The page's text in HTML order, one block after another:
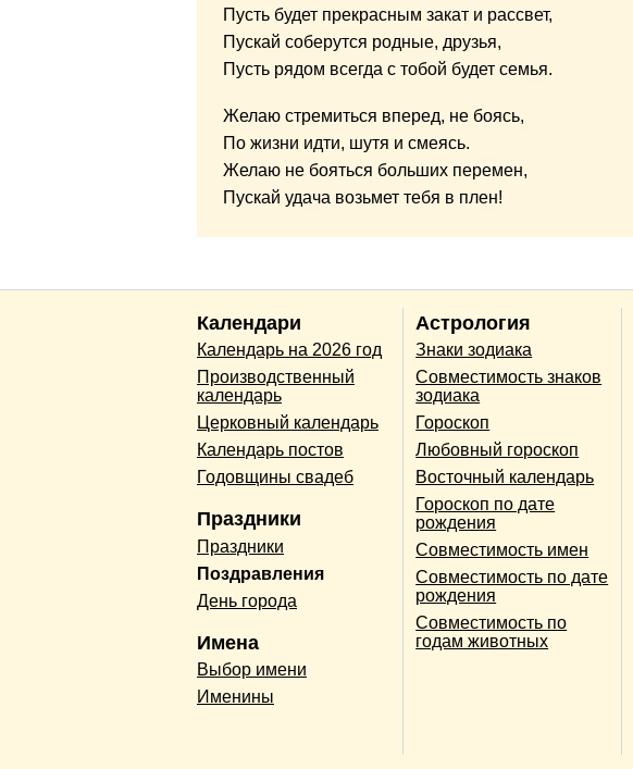
Пусть будет прекрасным закат и рассвет,
Пускай соберутся родные, друзья,
Пусть рядом всегда с тобой будет семья.
Желаю стремиться вперед, не боясь,
По жизни идти, шутя и смеясь.
Желаю не бояться больших перемен,
Пускай удача возьмет тебя в плен!
Календари
Календарь на 2026 год
Производственный
календарь
Церковный календарь
Календарь постов
Годовщины свадеб
Праздники
Праздники
Поздравления
День города
Имена
Выбор имени
Именины
Астрология
Знаки зодиака
Совместимость знаков
зодиака
Гороскоп
Любовный гороскоп
Восточный календарь
Гороскоп по дате
рождения
Совместимость имен
Совместимость по дате
рождения
Совместимость по
годам животных